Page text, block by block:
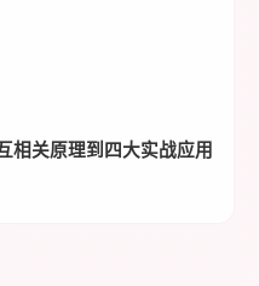
相关原理到四大实战应用